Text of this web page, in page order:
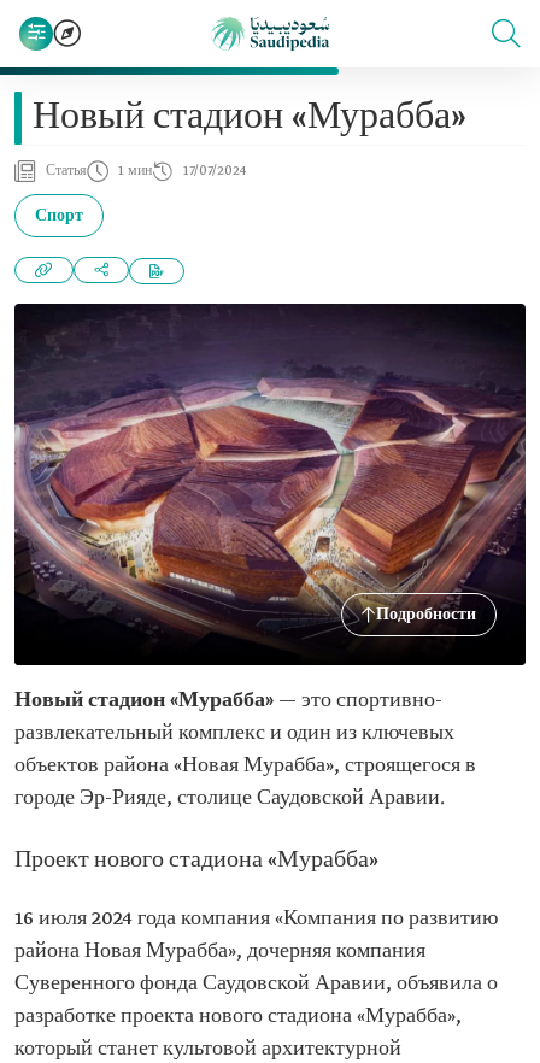
Новый стадион «Мурабба»
Статья 1 мин 17/07/2024
Спорт
Подробности
Новый стадион «Мурабба» — это спортивно-
развлекательный комплекс и один из ключевых
объектов района «Новая Мурабба», строящегося в
городе Эр-Рияде, столице Саудовской Аравии.
Проект нового стадиона «Мурабба»
16 июля 2024 года компания «Компания по развитию
района Новая Мурабба», дочерняя компания
Суверенного фонда Саудовской Аравии, объявила о
разработке проекта нового стадиона «Мурабба»,
который станет культовой архитектурной